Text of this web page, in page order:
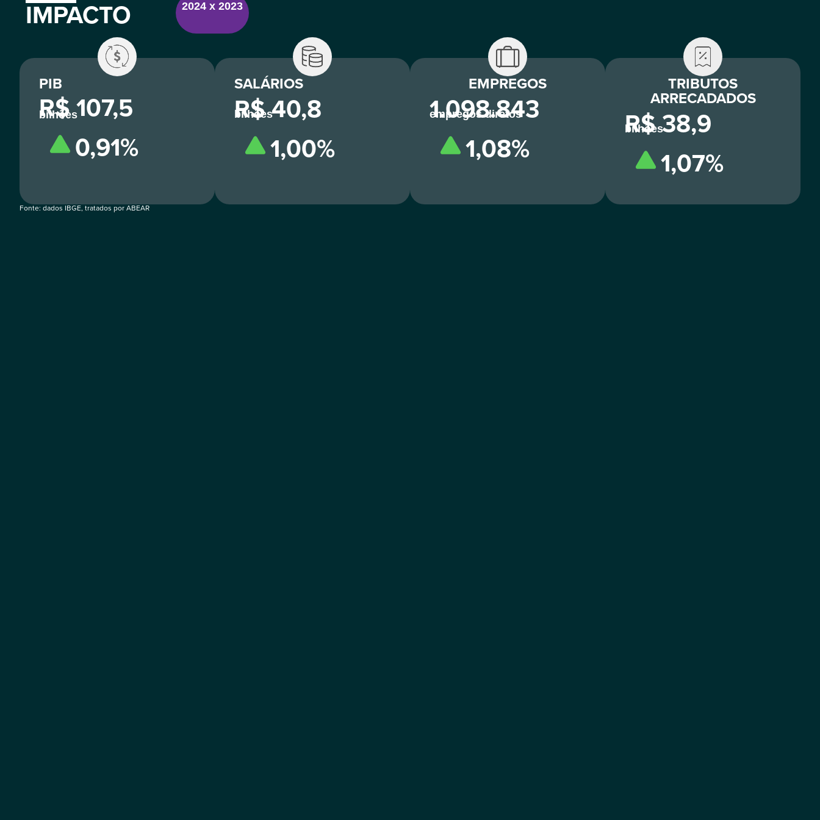
IMPACTO 2024 x 2023
PIB
R$ 107,5
bilhões
0,91%
SALÁRIOS
R$ 40,8
bilhões
1,00%
EMPREGOS
1.098.843
empregos diretos
1,08%
TRIBUTOS
ARRECADADOS
R$ 38,9
bilhões
1,07%
Fonte: dados IBGE, tratados por ABEAR